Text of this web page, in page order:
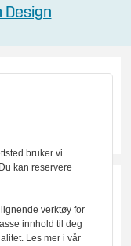
Design
bruker vi
kan reservere
verktøy for
innhold til deg
Les mer i vår